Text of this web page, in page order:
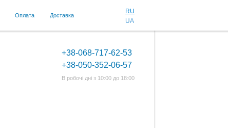
Оплата Доставка
RU
UA
+38-068-717-62-53
+38-050-352-06-57
В робочі дні з 10:00 до 18:00